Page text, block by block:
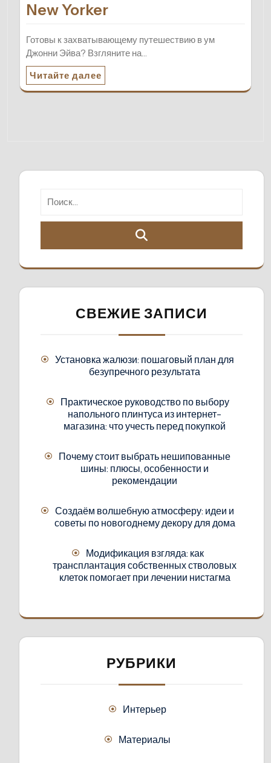
New Yorker
Готовы к захватывающему путешествию в ум
Джонни Эйва? Взгляните на…
Читайте далее
СВЕЖИЕ ЗАПИСИ
Установка жалюзи: пошаговый план для
безупречного результата
Практическое руководство по выбору
напольного плинтуса из интернет-
магазина: что учесть перед покупкой
Почему стоит выбрать нешипованные
шины: плюсы, особенности и
рекомендации
Создаём волшебную атмосферу: идеи и
советы по новогоднему декору для дома
Модификация взгляда: как
трансплантация собственных стволовых
клеток помогает при лечении нистагма
РУБРИКИ
Интерьер
Материалы